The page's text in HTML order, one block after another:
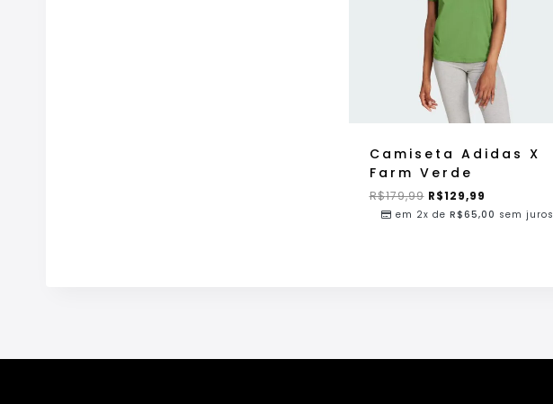
Camiseta Adidas X
Farm Verde
R$179,99 R$129,99
em 2x de R$65,00 sem juros